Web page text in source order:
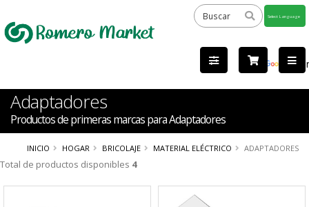
by
Adaptadores
Productos de primeras marcas para Adaptadores
INICIO HOGAR BRICOLAJE MATERIAL ELÉCTRICO ADAPTADORES
Total de productos disponibles 4